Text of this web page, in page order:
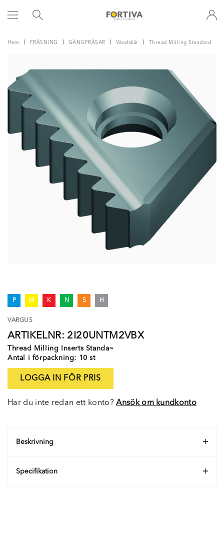
Hem FRÄSNING GÄNGFRÄSAR Vändskär Thread Milling Standard
P M K N S H
VARGUS
ARTIKELNR: 2I20UNTM2VBX
Thread Milling Inserts Standa~
Antal i förpackning: 10 st
LOGGA IN FÖR PRIS
Har du inte redan ett konto?Ansök om kundkonto
Beskrivning
Specifikation